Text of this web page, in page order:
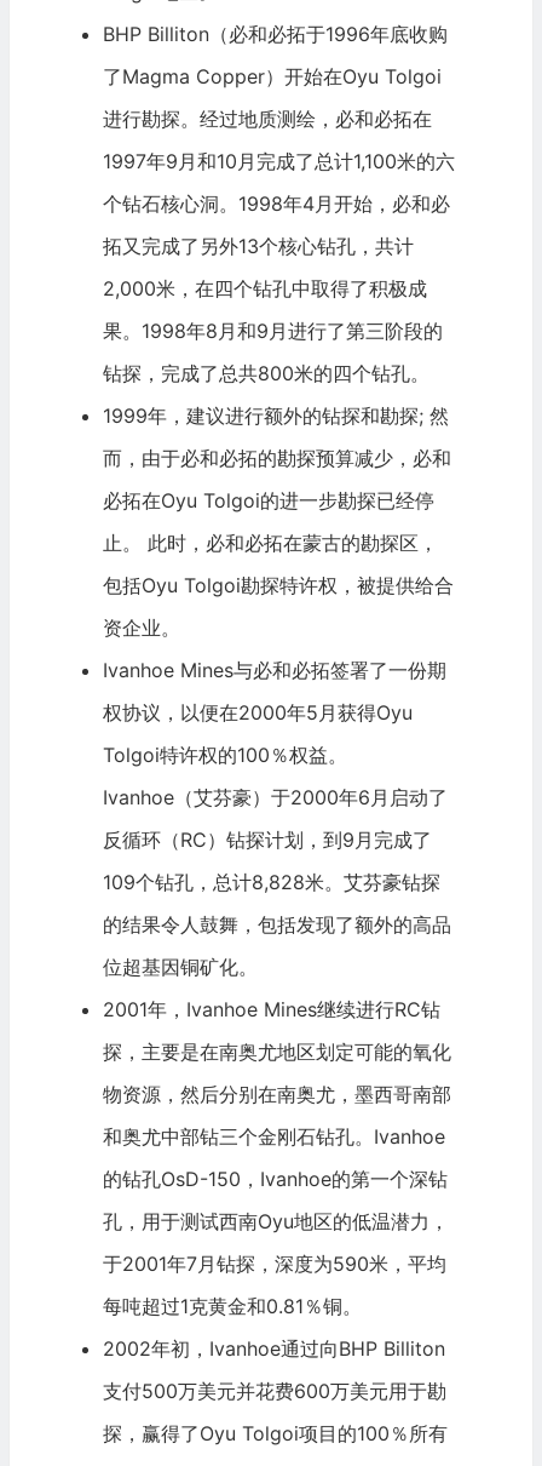
BHP Billiton（必和必拓于1996年底收购
了Magma Copper）开始在Oyu Tolgoi
进行勘探。经过地质测绘，必和必拓在
1997年9月和10月完成了总计1,100米的六
个钻石核心洞。1998年4月开始，必和必
拓又完成了另外13个核心钻孔，共计
2,000米，在四个钻孔中取得了积极成
果。1998年8月和9月进行了第三阶段的
钻探，完成了总共800米的四个钻孔。
1999年，建议进行额外的钻探和勘探; 然
而，由于必和必拓的勘探预算减少，必和
必拓在Oyu Tolgoi的进一步勘探已经停
止。 此时，必和必拓在蒙古的勘探区，
包括Oyu Tolgoi勘探特许权，被提供给合
资企业。
Ivanhoe Mines与必和必拓签署了一份期
权协议，以便在2000年5月获得Oyu
Tolgoi特许权的100％权益。
Ivanhoe（艾芬豪）于2000年6月启动了
反循环（RC）钻探计划，到9月完成了
109个钻孔，总计8,828米。艾芬豪钻探
的结果令人鼓舞，包括发现了额外的高品
位超基因铜矿化。
2001年，Ivanhoe Mines继续进行RC钻
探，主要是在南奥尤地区划定可能的氧化
物资源，然后分别在南奥尤，墨西哥南部
和奥尤中部钻三个金刚石钻孔。Ivanhoe
的钻孔OsD-150，Ivanhoe的第一个深钻
孔，用于测试西南Oyu地区的低温潜力，
于2001年7月钻探，深度为590米，平均
每吨超过1克黄金和0.81％铜。
2002年初，Ivanhoe通过向BHP Billiton
支付500万美元并花费600万美元用于勘
探，赢得了Oyu Tolgoi项目的100％所有